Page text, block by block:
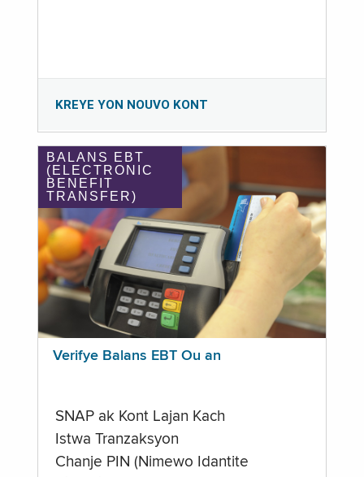
KREYE YON NOUVO KONT
BALANS EBT
(ELECTRONIC
BENEFIT
TRANSFER)
Verifye Balans EBT Ou an
SNAP ak Kont Lajan Kach
Istwa Tranzaksyon
Chanje PIN (Nimewo Idantite